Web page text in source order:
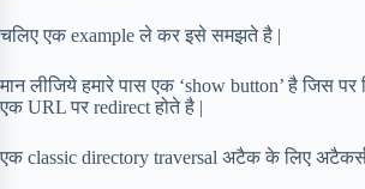
चलिए एक example ले कर इसे समझते है |
मान लीजिये हमारे पास एक ‘show button’ है जिस
एक URL पर redirect होते है |
एक classic directory traversal अटैक के लिए